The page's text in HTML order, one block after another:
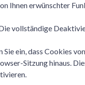
Ihnen erwünschter
vollständige
ein, dass Cookies
Sitzung hinaus.